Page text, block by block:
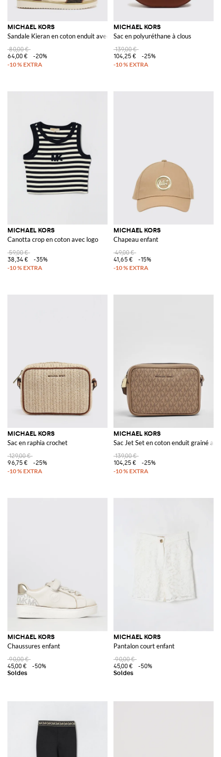
MICHAEL KORS
Sandale Kieran en coton enduit avec monogramme MK
80,00 €
64,00 €
-20%
MICHAEL KORS
Sac en polyuréthane à clous
139,00 €
104,25 €
-25%
MICHAEL KORS
Canotta crop en coton avec logo
59,00 €
38,34 €
-35%
MICHAEL KORS
Chapeau enfant
49,00 €
41,65 €
-15%
MICHAEL KORS
Sac en raphia crochet
129,00 €
96,75 €
-25%
MICHAEL KORS
Sac Jet Set en coton enduit grainé
139,00 €
104,25 €
-25%
MICHAEL KORS
Chaussures enfant
90,00 €
45,00 €
-50%
MICHAEL KORS
Pantalon court enfant
90,00 €
45,00 €
-50%